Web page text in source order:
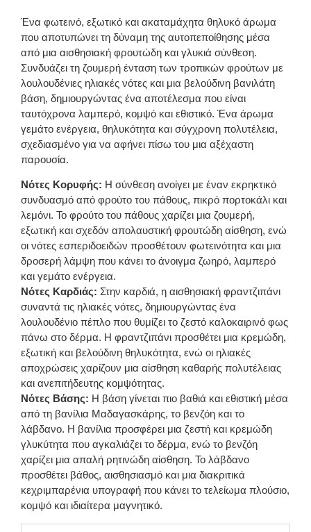
Ένα φωτεινό, εξωτικό και ακαταμάχητα θηλυκό άρωμα
που αποτυπώνει τη δύναμη της αυτοπεποίθησης μέσα
από μια αισθησιακή φρουτώδη και γλυκιά σύνθεση.
Συνδυάζει τη ζουμερή ένταση των τροπικών φρούτων με
λουλουδένιες ηλιακές νότες και μια βελούδινη βανιλάτη
βάση, δημιουργώντας ένα αποτέλεσμα που είναι
ταυτόχρονα λαμπερό, κομψό και εθιστικό. Ένα άρωμα
γεμάτο ενέργεια, θηλυκότητα και σύγχρονη πολυτέλεια,
σχεδιασμένο για να αφήνει πίσω του μια αξέχαστη
παρουσία.
Νότες Κορυφής: Η σύνθεση ανοίγει με έναν εκρηκτικό
συνδυασμό από φρούτο του πάθους, πικρό πορτοκάλι και
λεμόνι. Το φρούτο του πάθους χαρίζει μια ζουμερή,
εξωτική και σχεδόν απολαυστική φρουτώδη αίσθηση, ενώ
οι νότες εσπεριδοειδών προσθέτουν φωτεινότητα και μια
δροσερή λάμψη που κάνει το άνοιγμα ζωηρό, λαμπερό
και γεμάτο ενέργεια.
Νότες Καρδιάς: Στην καρδιά, η αισθησιακή φραντζιπάνι
συναντά τις ηλιακές νότες, δημιουργώντας ένα
λουλουδένιο πέπλο που θυμίζει το ζεστό καλοκαιρινό φως
πάνω στο δέρμα. Η φραντζιπάνι προσθέτει μια κρεμώδη,
εξωτική και βελούδινη θηλυκότητα, ενώ οι ηλιακές
αποχρώσεις χαρίζουν μια αίσθηση καθαρής πολυτέλειας
και ανεπιτήδευτης κομψότητας.
Νότες Βάσης: Η βάση γίνεται πιο βαθιά και εθιστική μέσα
από τη βανίλια Μαδαγασκάρης, το βενζόη και το
λάβδανο. Η βανίλια προσφέρει μια ζεστή και κρεμώδη
γλυκύτητα που αγκαλιάζει το δέρμα, ενώ το βενζόη
χαρίζει μια απαλή ρητινώδη αίσθηση. Το λάβδανο
προσθέτει βάθος, αισθησιασμό και μια διακριτικά
κεχριμπαρένια υπογραφή που κάνει το τελείωμα πλούσιο,
κομψό και ιδιαίτερα μαγνητικό.